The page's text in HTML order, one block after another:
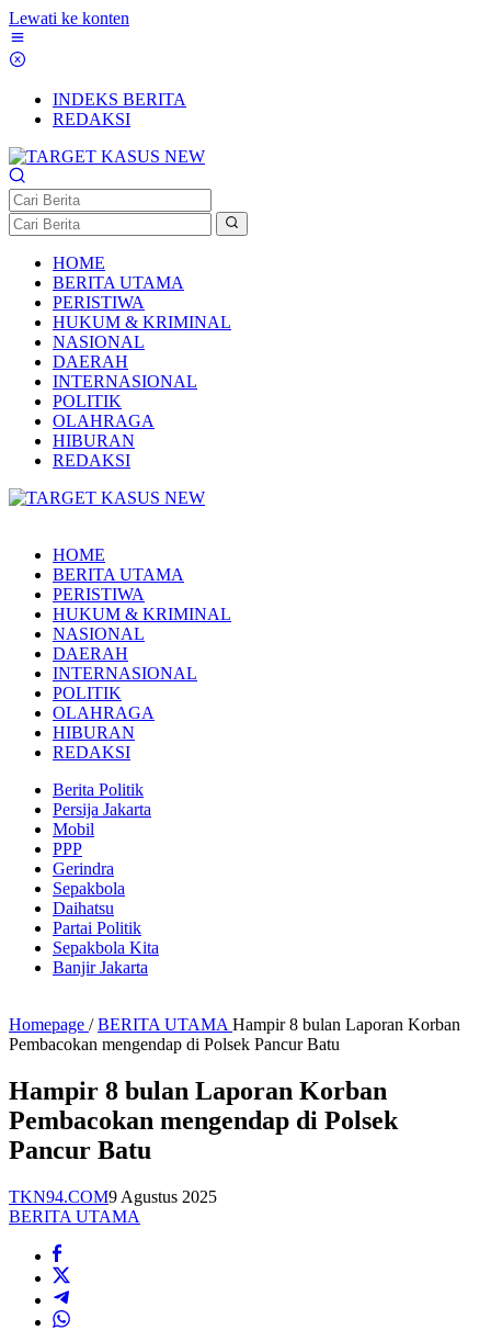
Lewati ke konten
INDEKS BERITA
REDAKSI
HOME
BERITA UTAMA
PERISTIWA
HUKUM & KRIMINAL
NASIONAL
DAERAH
INTERNASIONAL
POLITIK
OLAHRAGA
HIBURAN
REDAKSI
HOME
BERITA UTAMA
PERISTIWA
HUKUM & KRIMINAL
NASIONAL
DAERAH
INTERNASIONAL
POLITIK
OLAHRAGA
HIBURAN
REDAKSI
Berita Politik
Persija Jakarta
Mobil
PPP
Gerindra
Sepakbola
Daihatsu
Partai Politik
Sepakbola Kita
Banjir Jakarta
Homepage / BERITA UTAMA Hampir 8 bulan Laporan Korban
Pembacokan mengendap di Polsek Pancur Batu
Hampir 8 bulan Laporan Korban
Pembacokan mengendap di Polsek
Pancur Batu
TKN94.COM9 Agustus 2025
BERITA UTAMA